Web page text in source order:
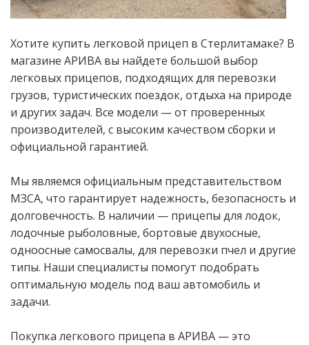
Хотите купить легковой прицеп в Стерлитамаке? В
магазине АРИВА вы найдете большой выбор
легковых прицепов, подходящих для перевозки
грузов, туристических поездок, отдыха на природе
и других задач. Все модели — от проверенных
производителей, с высоким качеством сборки и
официальной гарантией.
Мы являемся официальным представительством
МЗСА, что гарантирует надежность, безопасность и
долговечность. В наличии — прицепы для лодок,
лодочные рыболовные, бортовые двухосные,
одноосные самосвалы, для перевозки пчел и другие
типы. Наши специалисты помогут подобрать
оптимальную модель под ваш автомобиль и
задачи.
Покупка легкового прицепа в АРИВА — это